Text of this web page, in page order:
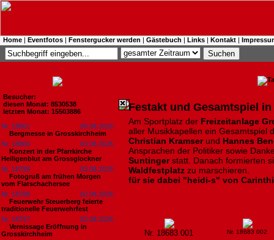
Home | Eventfotos | Fenstergucker werden | Gästebuch | Links | Kontakt |
Besucher:
diesen Monat: 8530538
letzten Monat: 15503886
Nr. 18801
06.08.2026
Bergmesse in Grosskirchheim
Nr. 18800
03.08.2026
Konzert in der Pfarrkirche
Heiligenblut am Grossglockner
Nr. 18799
03.08.2026
Fotogruß am frühen Morgen
vom Flatschachersee
Nr. 18798
02.08.2026
Feuerwehr Steuerberg feierte
traditionelle Feuerwehrfest
Nr. 18797
02.08.2026
Vernissage Eröffnung in
Grosskirchheim
Festakt und Gesamtspiel
Am Sportplatz der Freizeitanlage
aller Musikkapellen ein Gesamtspiel
Christian Kramserund Hannes
Ansprachen der Politiker sowie
Suntingerstatt. Danach formierten
Waldfestplatz zu marschieren.
für sie dabei "heidi-s" von
Nr. 18683 001 Nr. 18683 002